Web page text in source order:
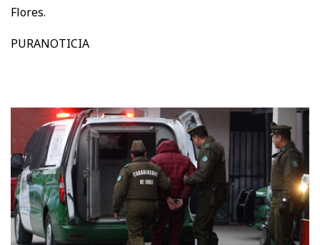
Flores.
PURANOTICIA